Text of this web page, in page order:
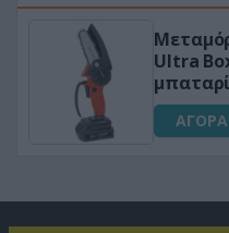
σου με το